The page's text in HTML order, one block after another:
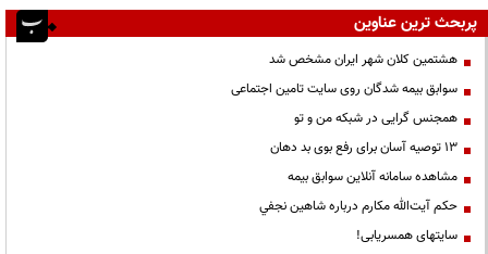
پربحث ترین عناوین
هشتمین کلان شهر ایران مشخص شد
سوابق بیمه شدگان روی سایت تامین اجتماعی
همجنس گرایی در شبکه من و تو
13 توصیه آسان برای رفع بوی بد دهان
مشاهده سامانه آنلاين سوابق بیمه
حكم آيت‌الله مكارم درباره شاهين نجفي
سایتهای همسریابی!